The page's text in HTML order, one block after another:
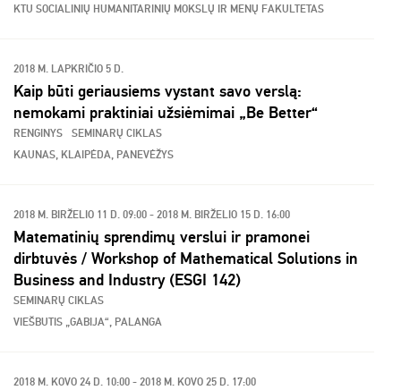
KTU SOCIALINIŲ HUMANITARINIŲ MOKSLŲ IR MENŲ FAKULTETAS
2018 M. LAPKRIČIO 5 D.
Kaip būti geriausiems vystant savo verslą:
nemokami praktiniai užsiėmimai „Be Better“
RENGINYS
SEMINARŲ CIKLAS
KAUNAS, KLAIPĖDA, PANEVĖŽYS
2018 M. BIRŽELIO 11 D. 09:00 - 2018 M. BIRŽELIO 15 D. 16:00
Matematinių sprendimų verslui ir pramonei
dirbtuvės / Workshop of Mathematical Solutions in
Business and Industry (ESGI 142)
SEMINARŲ CIKLAS
VIEŠBUTIS „GABIJA“, PALANGA
2018 M. KOVO 24 D. 10:00 - 2018 M. KOVO 25 D. 17:00